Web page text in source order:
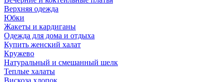
Верхняя одежда
Юбки
Жакеты и кардиганы
Одежда для дома и отдыха
Купить женский халат
Кружево
Натуральный и смешанный шелк
Теплые халаты
Вискоза,хлопок